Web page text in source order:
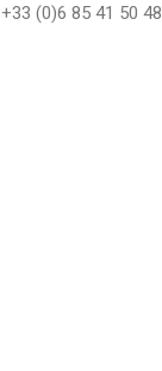
+33 (0)6 85 41 50 48